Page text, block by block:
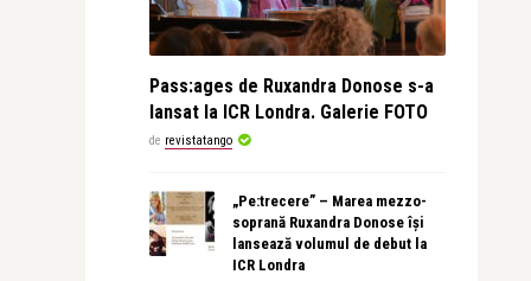
Pass:ages de Ruxandra Donose s-a
lansat la ICR Londra. Galerie FOTO
de revistatango
„Pe:trecere” – Marea mezzo-
soprană Ruxandra Donose își
lansează volumul de debut la
ICR Londra